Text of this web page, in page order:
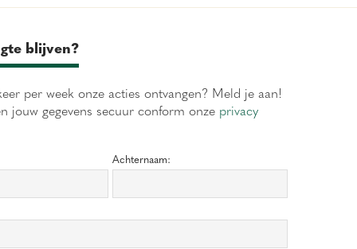
blijven?
per week onze acties ontvangen? Meld je aan!
jouw gegevens secuur conform onze privacy
Achternaam: